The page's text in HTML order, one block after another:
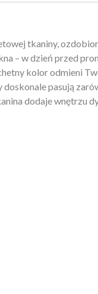
tkaniny,
– w dzień przed
kolor odmieni
pasują
dodaje wnętrzu